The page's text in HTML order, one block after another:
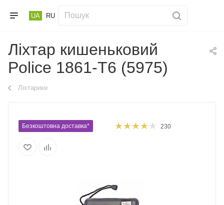
UA RU
Ліхтар кишеньковий
Police 1861-T6 (5975)
Ліхтарики
Безкоштовна доставка* 230